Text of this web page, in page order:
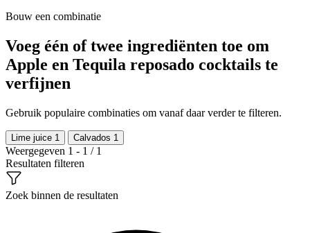
Bouw een combinatie
Voeg één of twee ingrediënten toe om
Apple en Tequila reposado cocktails te
verfijnen
Gebruik populaire combinaties om vanaf daar verder te filteren.
Lime juice 1 Calvados 1
Weergegeven 1 - 1 / 1
Resultaten filteren
Zoek binnen de resultaten